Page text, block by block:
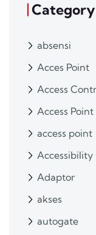
Category
absensi
Acces Point
Access
Access Point
access point
Accessibility
Adaptor
akses
autogate